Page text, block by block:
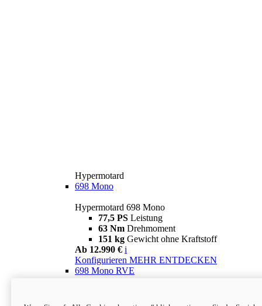
Hypermotard
698 Mono
Hypermotard 698 Mono
77,5 PS Leistung
63 Nm Drehmoment
151 kg Gewicht ohne Kraftstoff
Ab 12.990 € i
Konfigurieren MEHR ENTDECKEN
698 Mono RVE
77,5 PS
Leistung